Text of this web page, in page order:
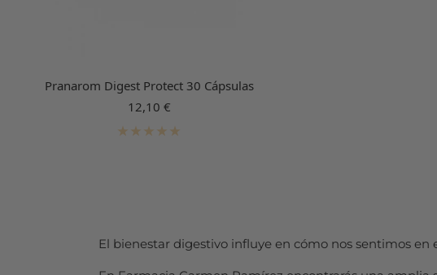
Pranarom Digest Protect 30 Cápsulas
Precio
de
12,10 €
El bienestar digestivo influye en cómo nos sentimos en